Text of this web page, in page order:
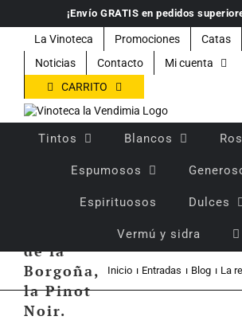
contenido
¡Envío GRATIS en pedidos
La Vinoteca Promociones Catas
Noticias
Contacto
Mi cuenta
CARRITO
Tintos Blancos
Espumosos
Espirituosos Dulces
Vermú y sidra
de la
Borgoña,
la Pinot
Noir.
Inicio Entradas Blog La
Ver